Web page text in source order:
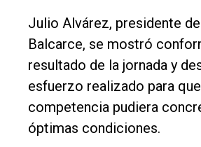
Julio Alvárez, presidente
Balcarce, se mostró
resultado de la jornada y
esfuerzo realizado para
competencia pudiera
óptimas condiciones.